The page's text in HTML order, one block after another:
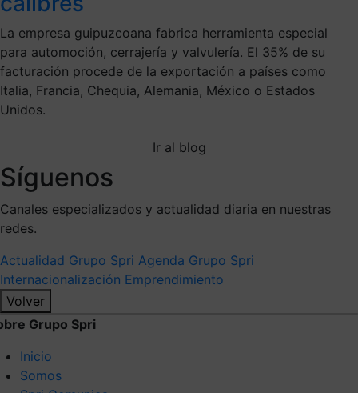
La empresa guipuzcoana fabrica herramienta especial
para automoción, cerrajería y valvulería. El 35% de su
facturación procede de la exportación a países como
Italia, Francia, Chequia, Alemania, México o Estados
Unidos.
Ir al blog
Síguenos
Canales especializados y actualidad diaria en nuestras
redes.
Actualidad Grupo Spri Agenda Grupo Spri
Internacionalización Emprendimiento
Volver
Grupo Spri
Inicio
Somos